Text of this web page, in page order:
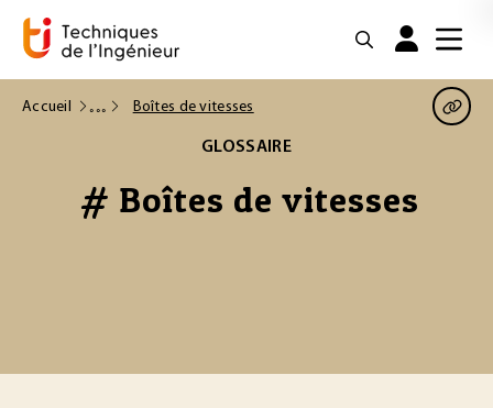
Accueil Boîtes de vitesses
GLOSSAIRE
# Boîtes de vitesses